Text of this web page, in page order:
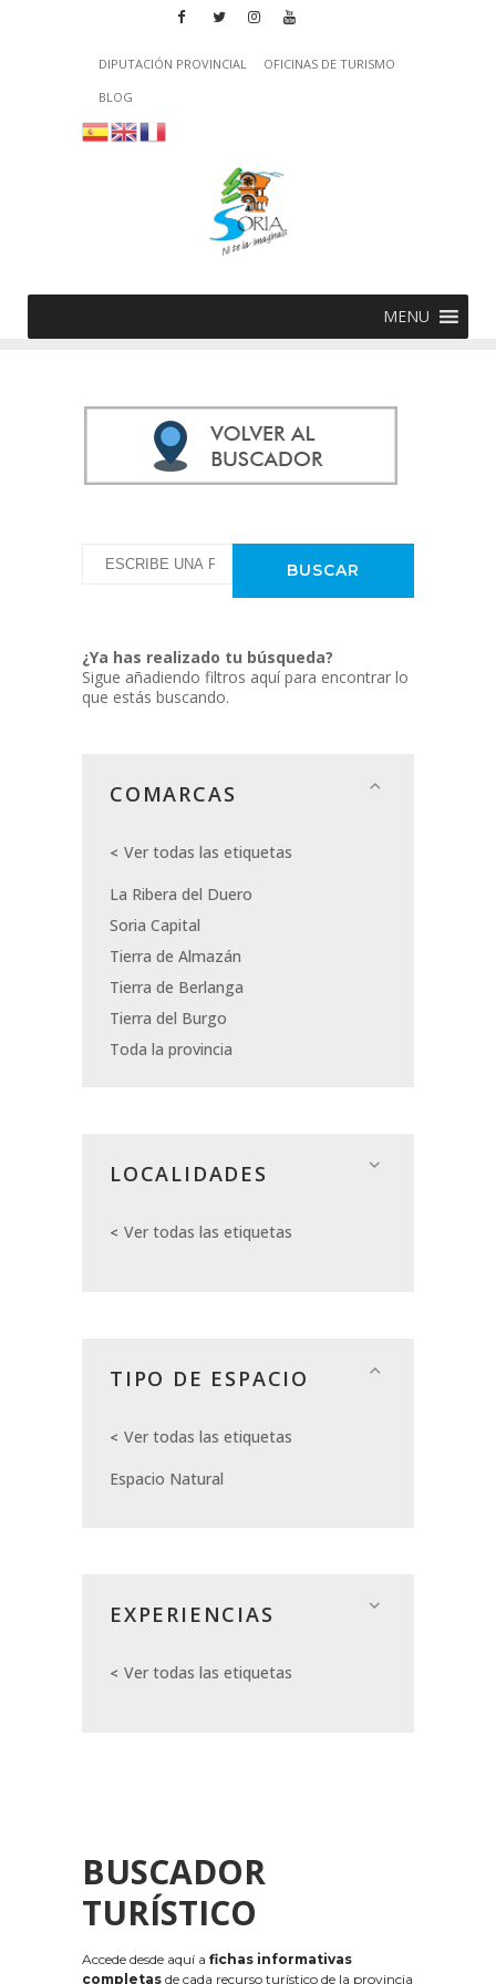
DIPUTACIÓN PROVINCIAL
OFICINAS DE TURISMO
BLOG
MENU
¿Ya has realizado tu búsqueda?
Sigue añadiendo filtros aquí para encontrar lo
que estás buscando.
COMARCAS
Ver todas las etiquetas
La Ribera del Duero
Soria Capital
Tierra de Almazán
Tierra de Berlanga
Tierra del Burgo
Toda la provincia
LOCALIDADES
Ver todas las etiquetas
TIPO DE ESPACIO
Ver todas las etiquetas
Espacio Natural
EXPERIENCIAS
Ver todas las etiquetas
BUSCADOR
TURÍSTICO
Accede desde aquí a fichas informativas
completas de cada recurso turístico de la provincia